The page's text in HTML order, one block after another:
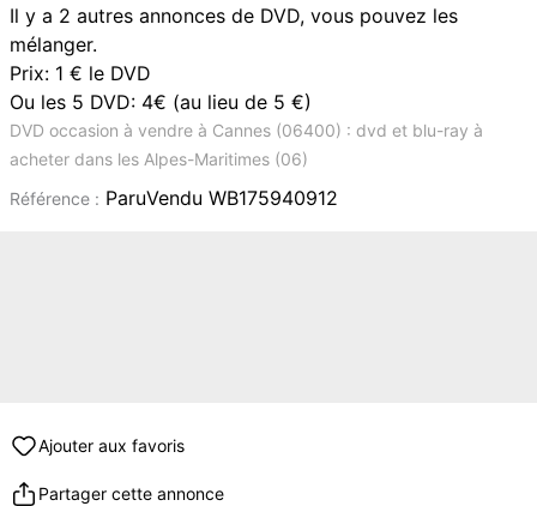
Il y a 2 autres annonces de DVD, vous pouvez les
mélanger.
Prix: 1 € le DVD
Ou les 5 DVD: 4€ (au lieu de 5 €)
DVD occasion à vendre à Cannes (06400) : dvd et blu-ray à
acheter dans les Alpes-Maritimes (06)
Référence : ParuVendu WB175940912
Ajouter aux favoris
Partager cette annonce